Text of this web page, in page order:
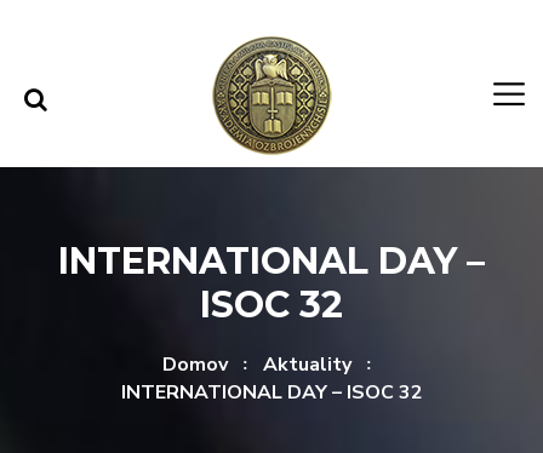
INTERNATIONAL DAY –
ISOC 32
Domov
Aktuality
INTERNATIONAL DAY – ISOC 32